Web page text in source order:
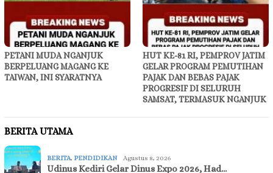
PETANI MUDA NGANJUK
BERPELUANG MAGANG KE
TAIWAN, INI SYARATNYA
HUT KE-81 RI, PEMPROV JATIM
GELAR PROGRAM PEMUTIHAN
PAJAK DAN BEBAS PAJAK
PROGRESIF DI SELURUH
SAMSAT, TERMASUK NGANJUK
BERITA UTAMA
BERITA, PENDIDIKAN Agustus 8, 2026
Udinus Kediri Gelar Dinus Expo 2026, Had…